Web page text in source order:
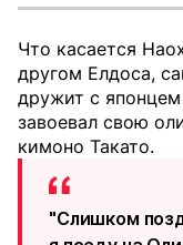
Что касается
другом Елдоса,
дружит с
завоевал свою
кимоно Такато.
"Слишком